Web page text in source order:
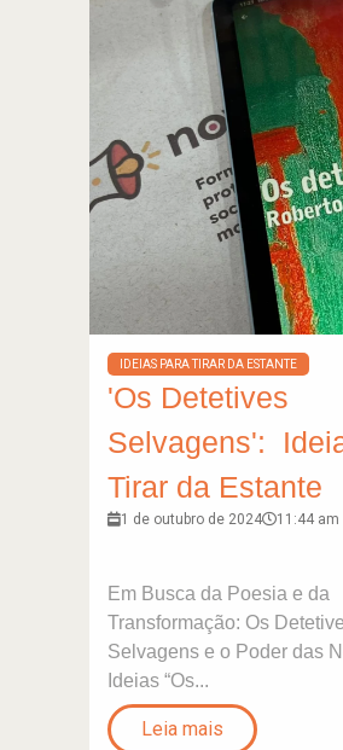
IDEIAS PARA TIRAR DA ESTANTE
'Os Detetives
Selvagens':
Tirar da Estante
1 de outubro de 2024 11:44 am
Em Busca da Poesia e da
Transformação: Os
Selvagens e o Poder das
Ideias “Os...
Leia mais